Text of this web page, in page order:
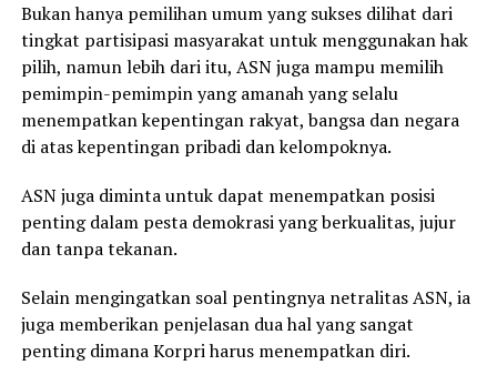
Bukan hanya pemilihan umum yang sukses dilihat dari
tingkat partisipasi masyarakat untuk menggunakan hak
pilih, namun lebih dari itu, ASN juga mampu memilih
pemimpin-pemimpin yang amanah yang selalu
menempatkan kepentingan rakyat, bangsa dan negara
di atas kepentingan pribadi dan kelompoknya.
ASN juga diminta untuk dapat menempatkan posisi
penting dalam pesta demokrasi yang berkualitas, jujur
dan tanpa tekanan.
Selain mengingatkan soal pentingnya netralitas ASN, ia
juga memberikan penjelasan dua hal yang sangat
penting dimana Korpri harus menempatkan diri.